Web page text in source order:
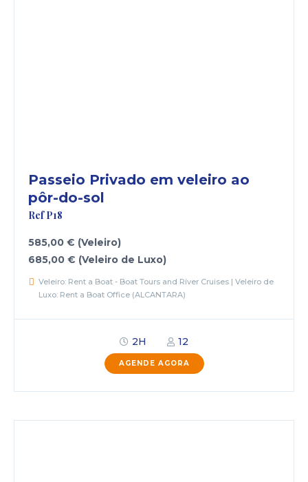
Passeio Privado em veleiro ao
pôr-do-sol
Ref P18
585,00 € (Veleiro)
685,00 € (Veleiro de Luxo)
Veleiro: Rent a Boat - Boat Tours and River Cruises | Veleiro de
Luxo: Rent a Boat Office (ALCANTARA)
2H 12
AGENDE AGORA